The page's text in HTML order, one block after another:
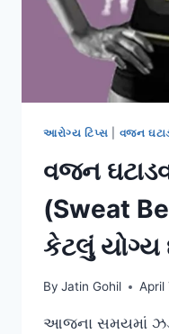
ફાયદા.
આરોગ્ય ટિપ્સ વજન
વજન
(Sweat
કેટલું યોગ્ય
By Jatin Gohil April
આજના સમયમાં